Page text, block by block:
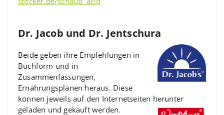
Dr. Jacob und Dr. Jentschura
Beide geben ihre Empfehlungen in
Buchform und in
Zusammenfassungen,
Ernährungsplänen heraus. Diese
können jeweils auf den Internetseiten herunter
geladen und gekauft werden.